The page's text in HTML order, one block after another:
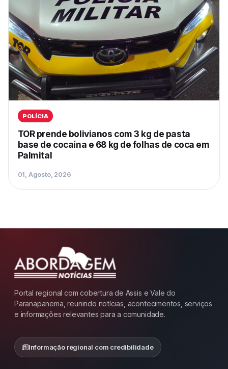
POLÍCIA
TOR prende bolivianos com 3 kg de pasta
base de cocaína e 68 kg de folhas de coca em
Palmital
01, Agosto, 2026
Portal regional com cobertura de Assis e Vale do
Paranapanema, reunindo notícias, acontecimentos, serviços
e informações relevantes para a comunidade.
Informação regional com credibilidade